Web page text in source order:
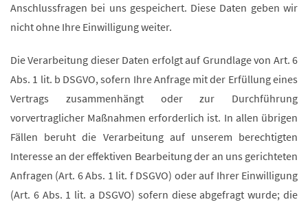
Anschlussfragen bei uns gespeichert. Diese Daten geben wir
nicht ohne Ihre Einwilligung weiter.
Die Verarbeitung dieser Daten erfolgt auf Grundlage von Art. 6
Abs. 1 lit. b DSGVO, sofern Ihre Anfrage mit der Erfüllung eines
Vertrags zusammenhängt oder zur Durchführung
vorvertraglicher Maßnahmen erforderlich ist. In allen übrigen
Fällen beruht die Verarbeitung auf unserem berechtigten
Interesse an der effektiven Bearbeitung der an uns gerichteten
Anfragen (Art. 6 Abs. 1 lit. f DSGVO) oder auf Ihrer Einwilligung
(Art. 6 Abs. 1 lit. a DSGVO) sofern diese abgefragt wurde; die